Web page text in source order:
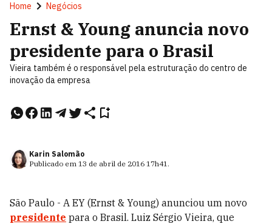
Home Negócios
Ernst & Young anuncia novo
presidente para o Brasil
Vieira também é o responsável pela estruturação do centro de
inovação da empresa
Karin Salomão
Publicado em 13 de abril de 2016 17h41.
São Paulo - A EY (Ernst & Young) anunciou um novo
presidente para o Brasil. Luiz Sérgio Vieira, que